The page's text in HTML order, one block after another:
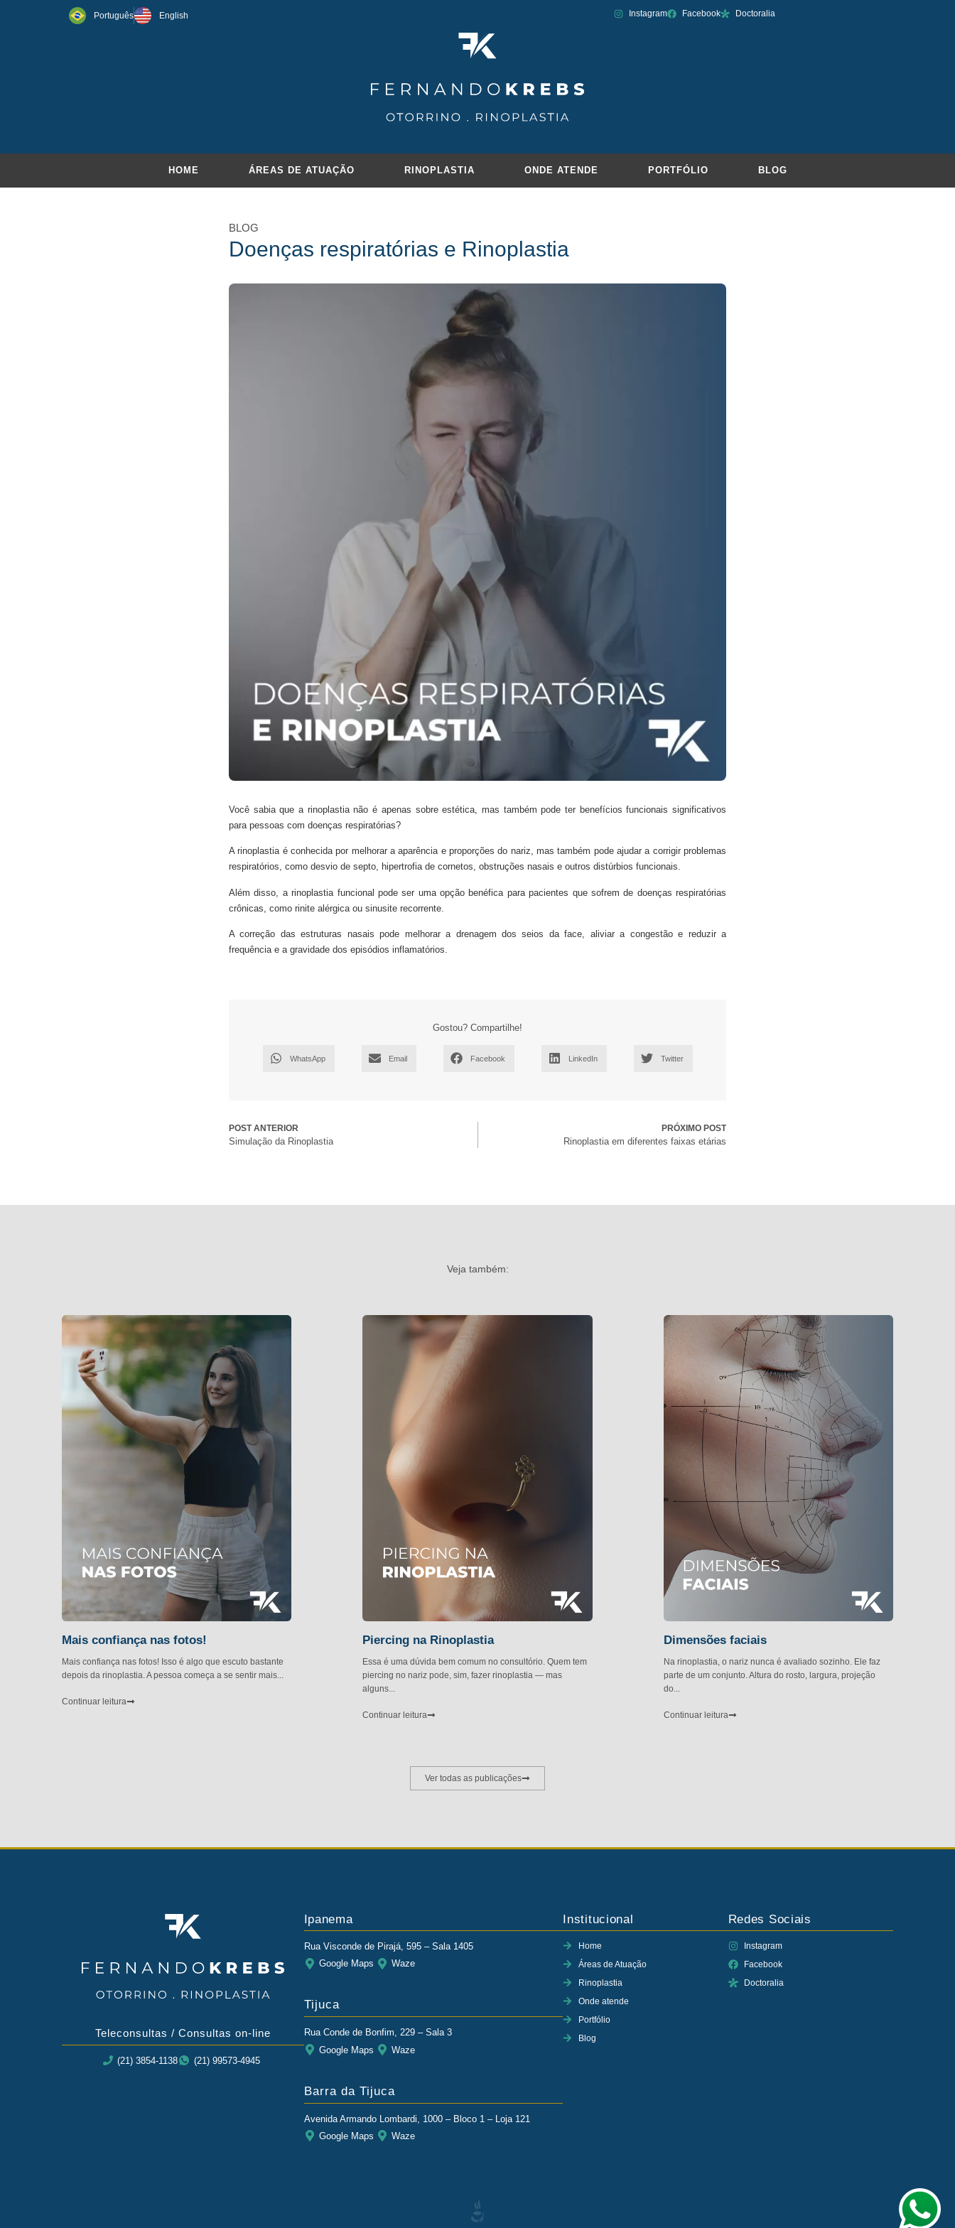
Português English Instagram Facebook Doctoralia
HOME ÁREAS DE ATUAÇÃO RINOPLASTIA ONDE ATENDE PORTFÓLIO BLOG
BLOG
Doenças respiratórias e Rinoplastia
Você sabia que a rinoplastia não é apenas sobre estética, mas também pode ter benefícios funcionais significativos
para pessoas com doenças respiratórias?
A rinoplastia é conhecida por melhorar a aparência e proporções do nariz, mas também pode ajudar a corrigir problemas
respiratórios, como desvio de septo, hipertrofia de cornetos, obstruções nasais e outros distúrbios funcionais.
Além disso, a rinoplastia funcional pode ser uma opção benéfica para pacientes que sofrem de doenças respiratórias
crônicas, como rinite alérgica ou sinusite recorrente.
A correção das estruturas nasais pode melhorar a drenagem dos seios da face, aliviar a congestão e reduzir a
frequência e a gravidade dos episódios inflamatórios.
Gostou? Compartilhe!
WhatsApp Email Facebook LinkedIn Twitter
POST ANTERIOR
Simulação da Rinoplastia
PRÓXIMO POST
Rinoplastia em diferentes faixas etárias
Veja também:
Mais confiança nas fotos!
Mais confiança nas fotos! Isso é algo que escuto bastante
depois da rinoplastia. A pessoa começa a se sentir mais...
Continuar leitura
Piercing na Rinoplastia
Essa é uma dúvida bem comum no consultório. Quem tem
piercing no nariz pode, sim, fazer rinoplastia — mas
alguns...
Continuar leitura
Dimensões faciais
Na rinoplastia, o nariz nunca é avaliado sozinho. Ele faz
parte de um conjunto. Altura do rosto, largura, projeção
do...
Continuar leitura
Ver todas as publicações
Teleconsultas / Consultas on-line
(21) 3854-1138 (21) 99573-4945
Ipanema
Rua Visconde de Pirajá, 595 – Sala 1405
Google Maps
Waze
Tijuca
Rua Conde de Bonfim, 229 – Sala 3
Google Maps
Waze
Barra da Tijuca
Avenida Armando Lombardi, 1000 – Bloco 1 – Loja 121
Google Maps
Waze
Institucional
Home
Áreas de Atuação
Rinoplastia
Onde atende
Portfólio
Blog
Redes Sociais
Instagram
Facebook
Doctoralia